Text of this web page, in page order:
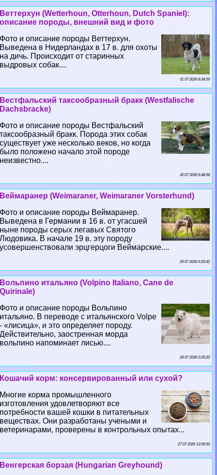
Веттерхун (Wetterhoun, Otterhoun, Dutch Spaniel):
описание породы, внешний вид и фото
Фото и описание породы Веттерхун.
Выведена в Нидерландах в 17 в. для охоты
на дичь. Происходит от старинных
выдровых собак....
31 07 2026 8:34:59
Вестфальский таксообразный бpaкк (Westfalische
Dachsbracke)
Фото и описание породы Вестфальский
таксообразный бpaкк. Порода этих собак
существует уже несколько веков, но когда
было положено начало этой породе
неизвестно....
30 07 2026 6:48:58
Веймаранер (Weimaraner, Weimaraner Vorsterhund)
Фото и описание породы Веймаранер.
Выведена в Германии в 16 в. от угасшей
ныне породы серых легавых Святого
Людовика. В начале 19 в. эту породу
усовершенствовали эрцгерцоги Веймарские....
29 07 2026 6:25:42
Вольпино итальяно (Volpino Italiano, Cane de
Quirinale)
Фото и описание породы Вольпино
итальяно. В переводе с итальянского Volpe
- «лисица», и это определяет породу.
Действительно, заостренная морда
вольпино напоминает лисью....
28 07 2026 0:35:20
Кошачий корм: консервированный или сухой?
Многие корма промышленного
изготовления удовлетворяют все
потребности вашей кошки в питательных
веществах. Они разработаны учеными и
ветеринарами, проверены в контрольных опытах...
27 07 2026 13:59:50
Венгерская борзая (Hungarian Greyhound)